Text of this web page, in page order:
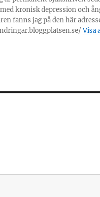
kronisk depression och
fanns jag på den här
Visa